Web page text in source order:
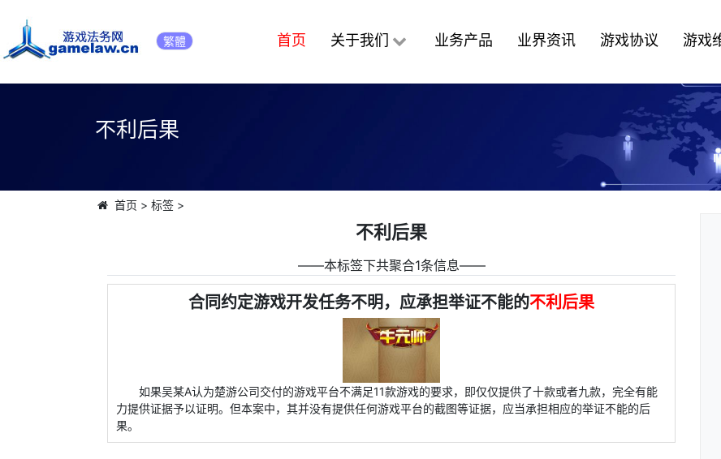
繁體 首页 关于我们 业务产品 业界资讯 游戏协议 游戏
不利后果
首页 > 标签>
不利后果
――本标签下共聚合1条信息――
合同约定游戏开发任务不明，应承担举证不能的不利后果
如果吴某A认为楚游公司交付的游戏平台不满足11款游戏的要求，即仅仅提供了十款或者九款，完全有能
力提供证据予以证明。但本案中，其并没有提供任何游戏平台的截图等证据，应当承担相应的举证不能的后
果。